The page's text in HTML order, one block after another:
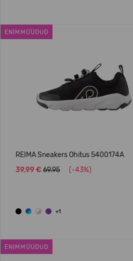
ENIMMÜÜDUD
REIMA Sneakers Ohitus 5400174A
39,99 € 69.95 (-43%)
+1
ENIMMÜÜDUD